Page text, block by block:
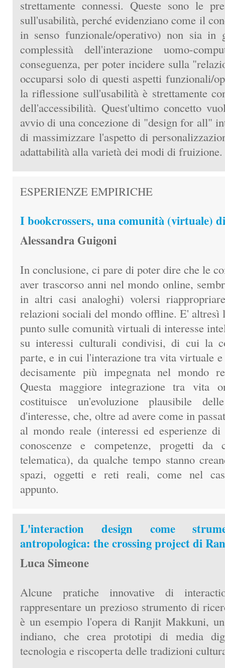
strettamente connessi. Queste sono le
sull'usabilità, perché evidenziano come il
in senso funzionale/operativo) non sia in
complessità dell'interazione uomo-
conseguenza, per poter incidere sulla
occuparsi solo di questi aspetti funzionali/
la riflessione sull'usabilità è strettamente
dell'accessibilità. Quest'ultimo concetto
avvio di una concezione di "design for all"
di massimizzare l'aspetto di
adattabilità alla varietà dei modi di fruizione.
ESPERIENZE EMPIRICHE
I bookcrossers, una comunità (virtuale)
Alessandra Guigoni
In conclusione, ci pare di poter dire che le
aver trascorso anni nel mondo online,
in altri casi analoghi) volersi
relazioni sociali del mondo offline. E' altresì
punto sulle comunità virtuali di interesse
su interessi culturali condivisi, di cui la
parte, e in cui l'interazione tra vita virtuale e
decisamente più impegnata nel mondo
Questa maggiore integrazione tra vita
costituisce un'evoluzione plausibile
d'interesse, che, oltre ad avere come in
al mondo reale (interessi ed esperienze
conoscenze e competenze, progetti da
telematica), da qualche tempo stanno
spazi, oggetti e reti reali, come nel
appunto.
L'interaction design come
antropologica: the crossing project di
Luca Simeone
Alcune pratiche innovative di
rappresentare un prezioso strumento di
è un esempio l'opera di Ranjit Makkuni,
indiano, che crea prototipi di media
tecnologia e riscoperta delle tradizioni